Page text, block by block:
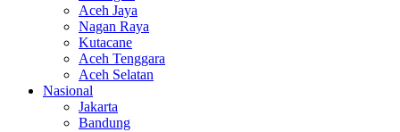
Aceh Jaya
Nagan Raya
Kutacane
Aceh Tenggara
Aceh Selatan
Nasional
Jakarta
Bandung